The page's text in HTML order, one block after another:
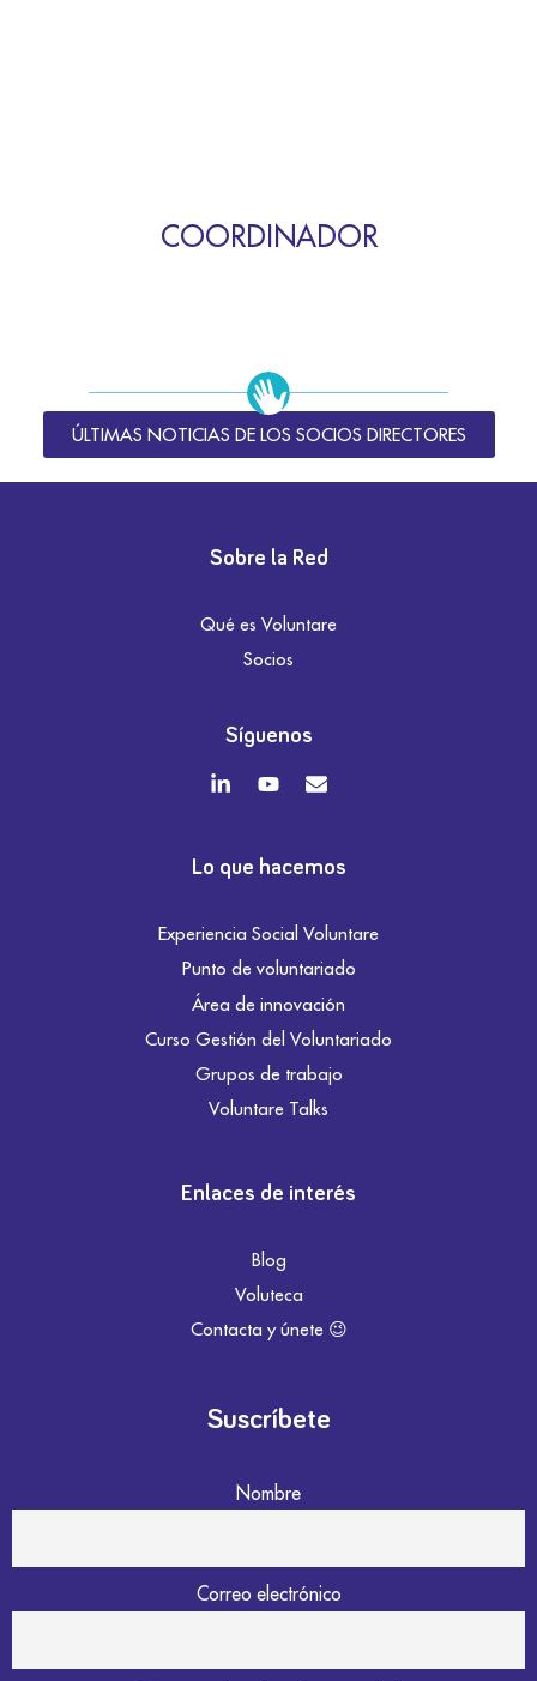
COORDINADOR
ÚLTIMAS NOTICIAS DE LOS SOCIOS DIRECTORES
Sobre la Red
Qué es Voluntare
Socios
Síguenos
Lo que hacemos
Experiencia Social Voluntare
Punto de voluntariado
Área de innovación
Curso Gestión del Voluntariado
Grupos de trabajo
Voluntare Talks
Enlaces de interés
Blog
Voluteca
Contacta y únete 😉
Suscríbete
Nombre
Correo electrónico